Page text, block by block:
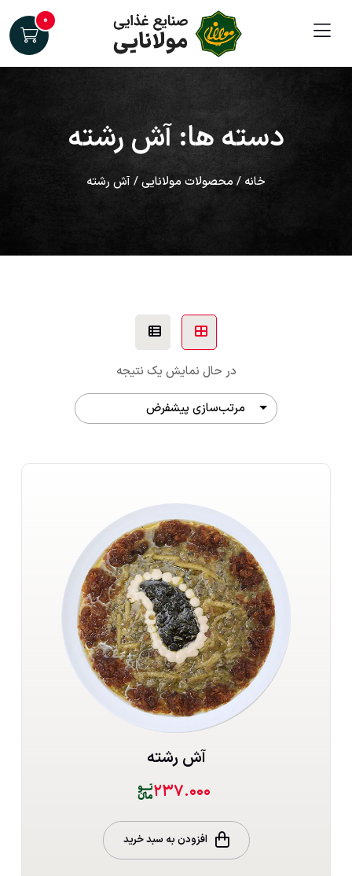
۰
دسته ها: آش رشته
خانه / محصولات مولانایی/ آش رشته
در حال نمایش یک نتیجه
آش رشته
۲۳۷.۰۰۰
افزودن به سبد خرید